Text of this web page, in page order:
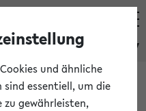
eKVV
und ähnliche
sind essentiell, um die
gewährleisten,